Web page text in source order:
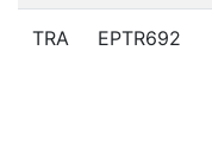
TRA EPTR692